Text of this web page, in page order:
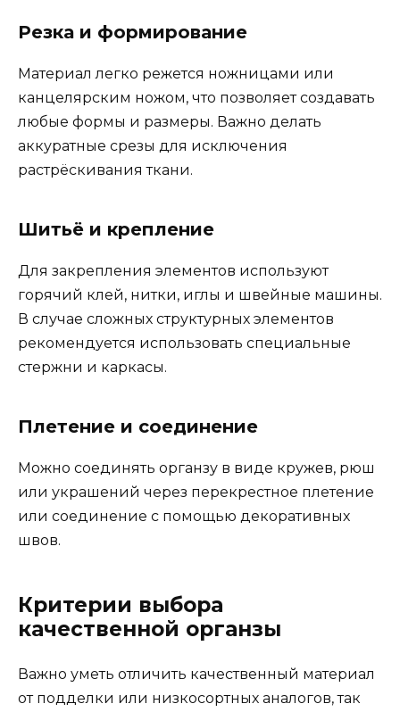
Резка и формирование
Материал легко режется ножницами или
канцелярским ножом, что позволяет создавать
любые формы и размеры. Важно делать
аккуратные срезы для исключения
растрёскивания ткани.
Шитьё и крепление
Для закрепления элементов используют
горячий клей, нитки, иглы и швейные машины.
В случае сложных структурных элементов
рекомендуется использовать специальные
стержни и каркасы.
Плетение и соединение
Можно соединять органзу в виде кружев, рюш
или украшений через перекрестное плетение
или соединение с помощью декоративных
швов.
Критерии выбора
качественной органзы
Важно уметь отличить качественный материал
от подделки или низкосортных аналогов, так